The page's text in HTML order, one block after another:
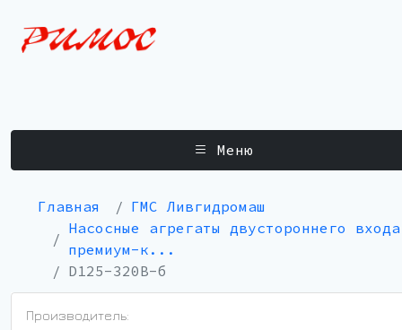
Меню
Главная
ГМС Ливгидромаш
Насосные агрегаты двустороннего входа
премиум-к...
D125-320B-б
Производитель: